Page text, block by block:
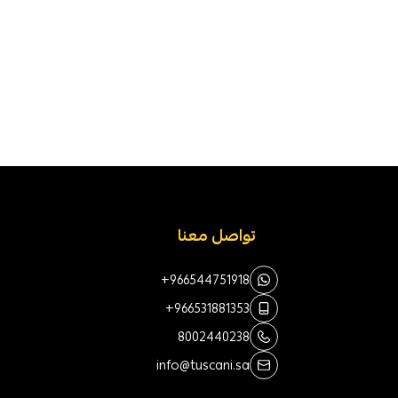
تواصل معنا
+966544751918
+966531881353
8002440238
info@tuscani.sa